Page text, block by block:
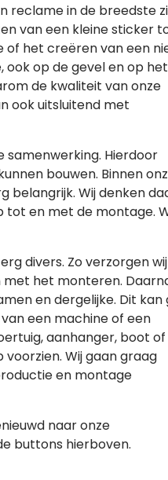
reclame in de breedste
van een kleine sticker
het creëren van een
ook op de gevel en op het
de kwaliteit van onze
ook uitsluitend met
samenwerking. Hierdoor
bouwen. Binnen
belangrijk. Wij denken
en met de montage.
divers. Zo verzorgen wij
het monteren.
en dergelijke. Dit kan
een machine of een
aanhanger, boot of
Wij gaan graag
en montage
naar onze
buttons hierboven.